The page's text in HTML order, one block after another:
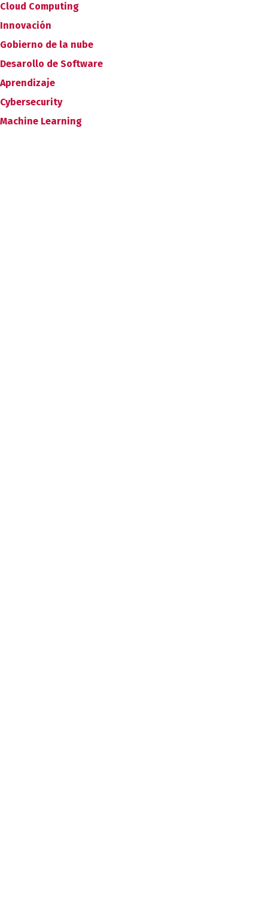
Cloud Computing
Innovación
Gobierno de la nube
Desarollo de Software
Aprendizaje
Cybersecurity
Machine Learning